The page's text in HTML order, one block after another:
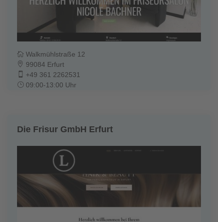
Walkmühlstraße 12
99084 Erfurt
+49 361 2262531
09:00-13:00 Uhr
Die Frisur GmbH Erfurt